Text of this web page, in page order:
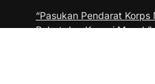
“Pasukan Pendarat Korps
Rebut dan Kuasai Musuh”